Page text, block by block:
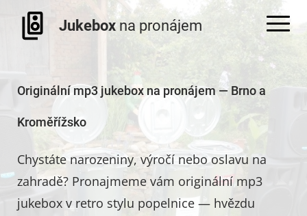
Jukebox na pronájem
Originální mp3 jukebox na pronájem — Brno a
Kroměřížsko
Chystáte narozeniny, výročí nebo oslavu na
zahradě? Pronajmeme vám originální mp3
jukebox v retro stylu popelnice — hvězdu